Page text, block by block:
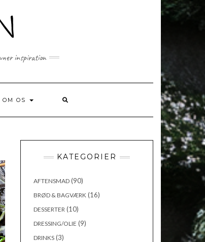
inspiration
OM OS
KATEGORIER
AFTENSMAD(90)
BRØD & BAGVÆRK (16)
DESSERTER (10)
DRESSING/OLIE (9)
DRINKS(3)